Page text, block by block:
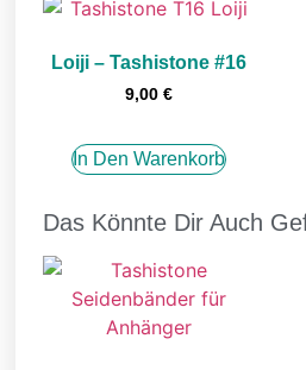
Loiji – Tashistone #16
9,00€
In Den Warenkorb
Das Könnte Dir Auch